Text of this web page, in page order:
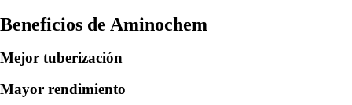
Beneficios de Aminochem
Mejor tuberización
Mayor rendimiento